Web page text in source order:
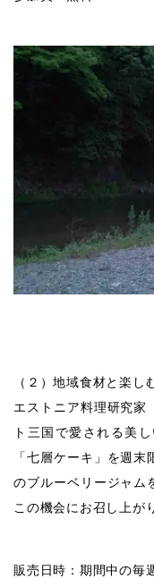
（２）地域食材と楽し
エストニア料理研究家
ト三国で愛される美
「七層ケーキ」を週
のブルーベリージャム
この機会にお召し上が
販売日時：期間中の